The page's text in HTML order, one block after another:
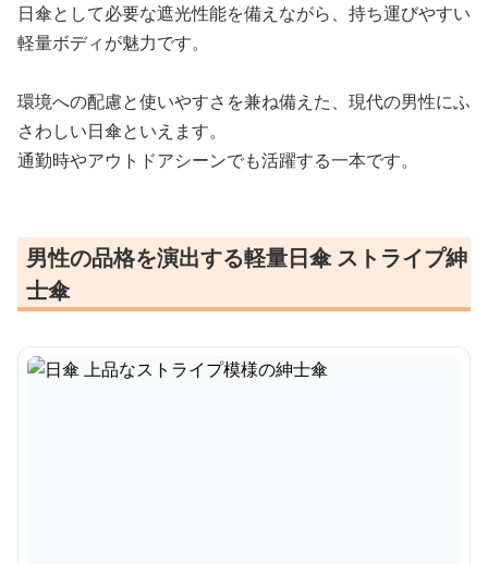
日傘として必要な遮光性能を備えながら、持ち運びやすい
軽量ボディが魅力です。
環境への配慮と使いやすさを兼ね備えた、現代の男性にふ
さわしい日傘といえます。
通勤時やアウトドアシーンでも活躍する一本です。
男性の品格を演出する軽量日傘 ストライプ紳
士傘